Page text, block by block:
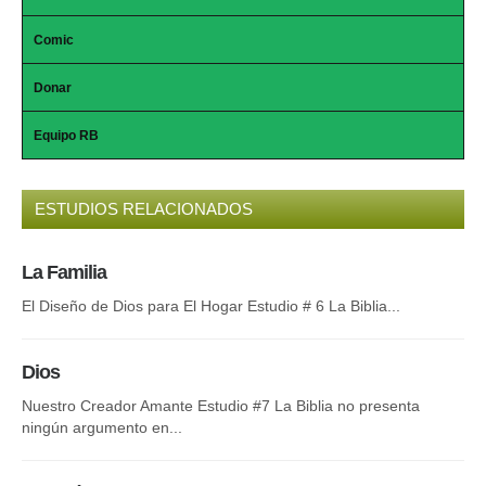
Comic
Donar
Equipo RB
ESTUDIOS RELACIONADOS
La Familia
El Diseño de Dios para El Hogar Estudio # 6 La Biblia...
Dios
Nuestro Creador Amante Estudio #7 La Biblia no presenta
ningún argumento en...